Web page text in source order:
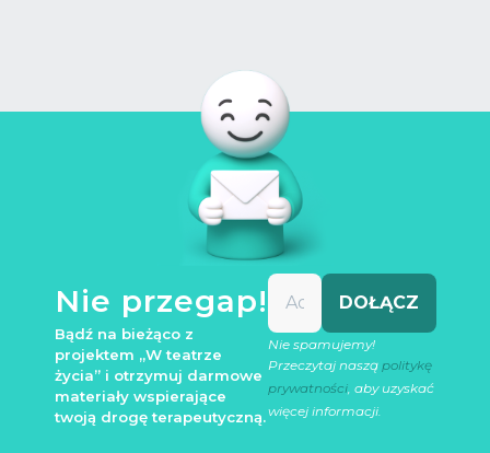
Nie przegap!
Bądź na bieżąco z
projektem „W teatrze
życia” i otrzymuj darmowe
materiały wspierające
twoją drogę terapeutyczną.
Nie spamujemy!
Przeczytaj naszą politykę
prywatności, aby uzyskać
więcej informacji.